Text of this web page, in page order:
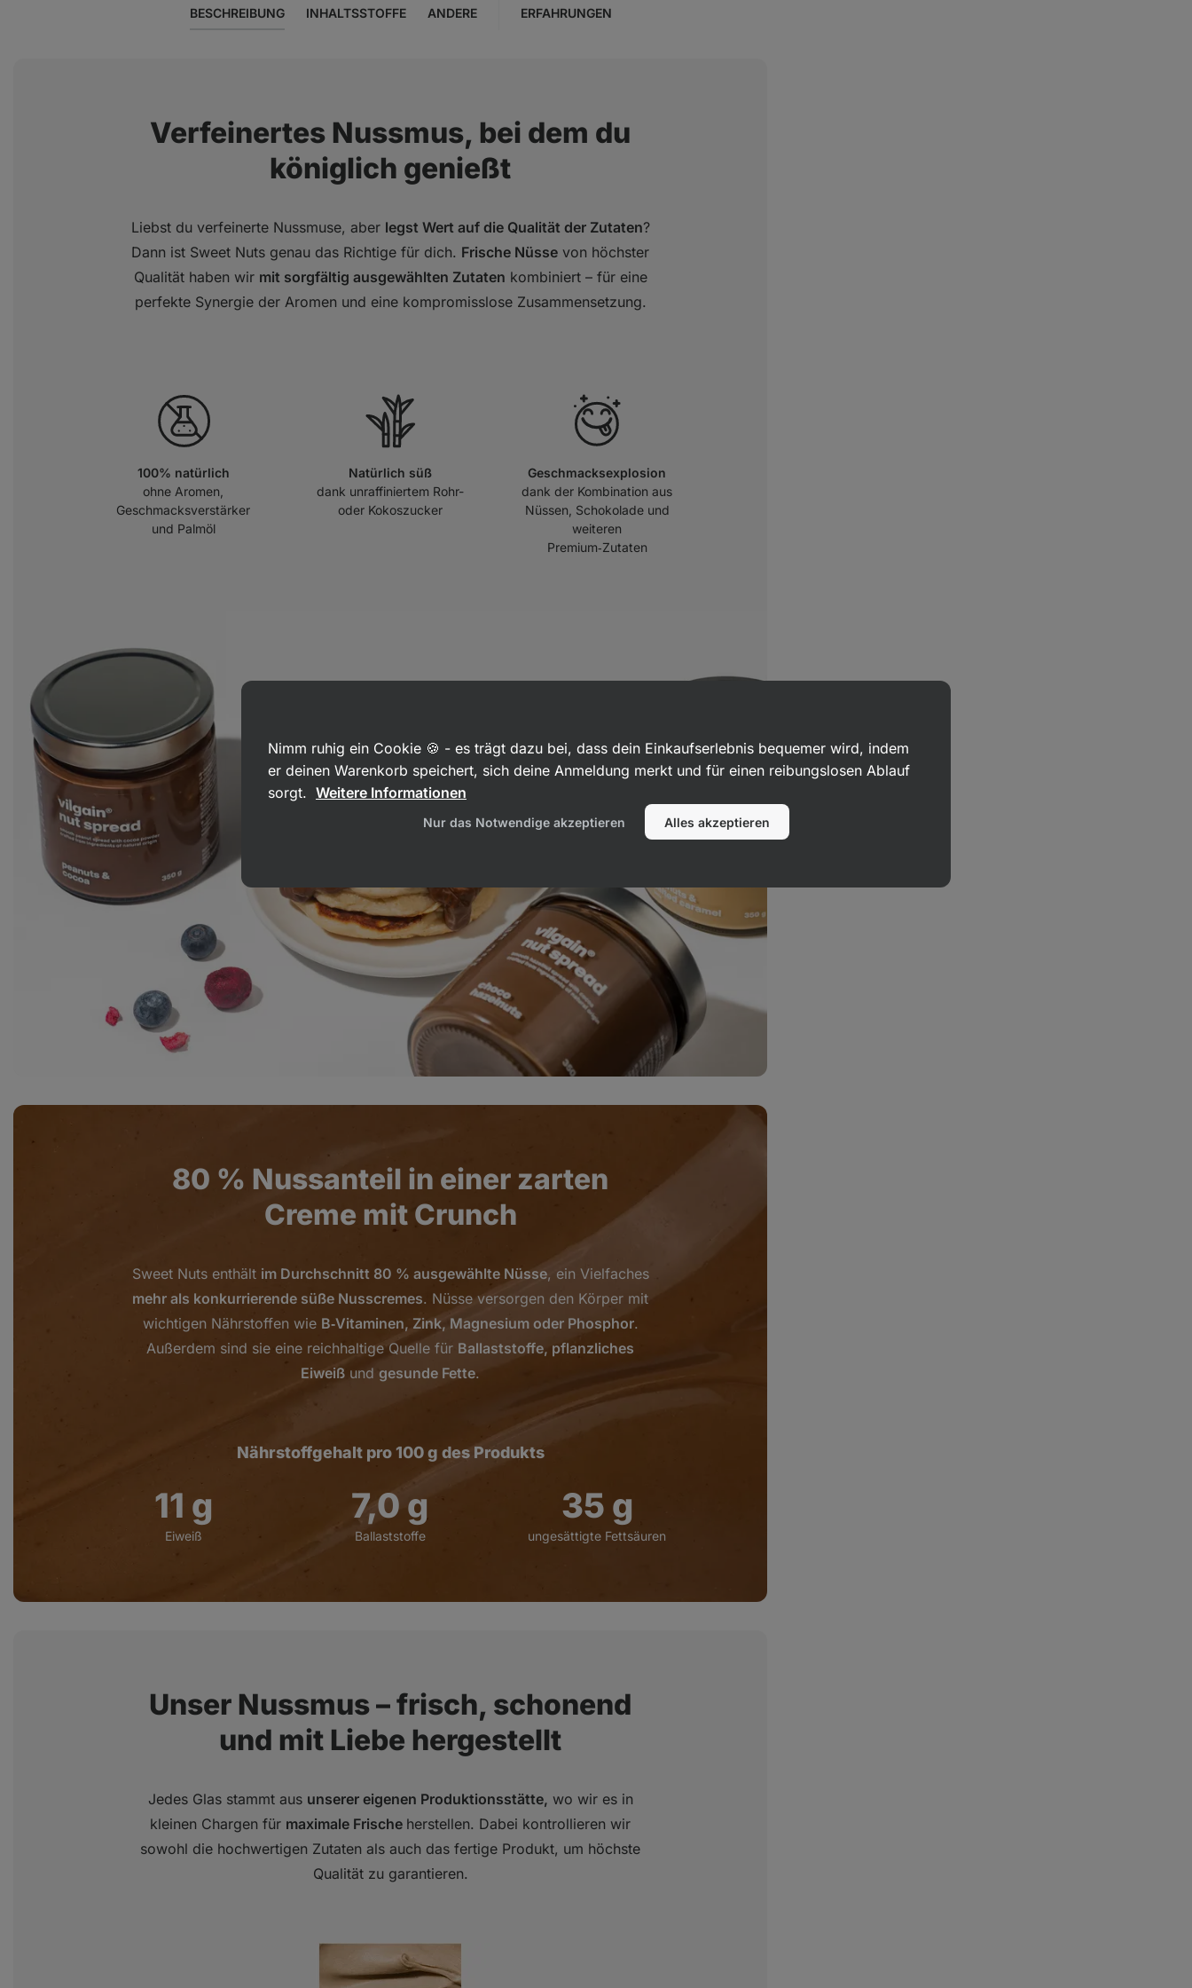
BESCHREIBUNG INHALTSSTOFFE ANDERE ERFAHRUNGEN
Verfeinertes Nussmus, bei dem du
königlich genießt
Liebst du verfeinerte Nussmuse, aber legst Wert auf die Qualität der Zutaten?
Dann ist Sweet Nuts genau das Richtige für dich. Frische Nüsse von höchster
Qualität haben wir mit sorgfältig ausgewählten Zutaten kombiniert – für eine
perfekte Synergie der Aromen und eine kompromisslose Zusammensetzung.
100% natürlich
ohne Aromen,
Geschmacksverstärker
und Palmöl
Natürlich süß
dank unraffiniertem Rohr-
oder Kokoszucker
Geschmacksexplosion
dank der Kombination aus
Nüssen, Schokolade und
weiteren
Premium‑Zutaten
80 % Nussanteil in einer zarten
Creme mit Crunch
Sweet Nuts enthält im Durchschnitt 80 % ausgewählte Nüsse, ein Vielfaches
mehr als konkurrierende süße Nusscremes. Nüsse versorgen den Körper mit
wichtigen Nährstoffen wie B‑Vitaminen, Zink, Magnesium oder Phosphor.
Außerdem sind sie eine reichhaltige Quelle für Ballaststoffe, pflanzliches
Eiweiß und gesunde Fette.
Nährstoffgehalt pro 100 g des Produkts
11 g
Eiweiß
7,8 g
Ballaststoffe
49 g
ungesättigte Fettsäuren
Unser Nussmus – frisch, schonend
und mit Liebe hergestellt
Jedes Glas stammt aus unserer eigenen Produktionsstätte, wo wir es in
kleinen Chargen für maximale Frische herstellen. Dabei kontrollieren wir
sowohl die hochwertigen Zutaten als auch das fertige Produkt, um höchste
Qualität zu garantieren.
Nimm ruhig ein Cookie 🍪 - es trägt dazu bei, dass dein Einkaufserlebnis bequemer wird, indem
er deinen Warenkorb speichert, sich deine Anmeldung merkt und für einen reibungslosen Ablauf
sorgt. Weitere Informationen
Nur das Notwendige akzeptieren Alles akzeptieren